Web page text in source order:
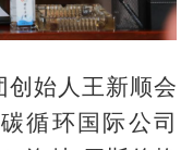
创始人王新顺会
循环国际公司